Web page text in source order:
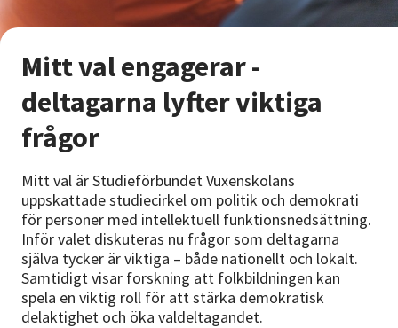
Avdelningar
Mitt val engagerar -
deltagarna lyfter viktiga
frågor
Mitt val är Studieförbundet Vuxenskolans
uppskattade studiecirkel om politik och demokrati
för personer med intellektuell funktionsnedsättning.
Inför valet diskuteras nu frågor som deltagarna
själva tycker är viktiga – både nationellt och lokalt.
Samtidigt visar forskning att folkbildningen kan
spela en viktig roll för att stärka demokratisk
delaktighet och öka valdeltagandet.